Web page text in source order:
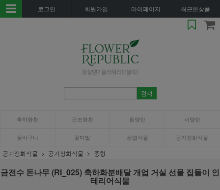
로그인 회원가입 마이페이지 최근본상품
축하화환 근조화환 동양란 서양란
꽃바구니 꽃다발 관엽식물 공기정화식물
공기정화식물 공기정화식물 중형
금전수 돈나무 (RI_025) 축하화분배달 개업 거실 선물 집들이 인
테리어식물